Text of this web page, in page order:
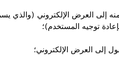
إلى العرض الإلكتروني؛